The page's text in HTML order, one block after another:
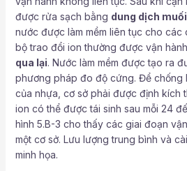
được rửa sạch bằng dung dịch muối
nước được làm mềm liên tục cho các
bộ trao đổi ion thường được vận
qua lại. Nước làm mềm được tạo ra
phương pháp đo độ cứng. Để chống
của nhựa, cơ sở phải được định kích
ion có thể được tái sinh sau mỗi 24
hình 5.B-3 cho thấy các giai đoạn
một cơ sở. Lưu lượng trung bình và
minh họa.